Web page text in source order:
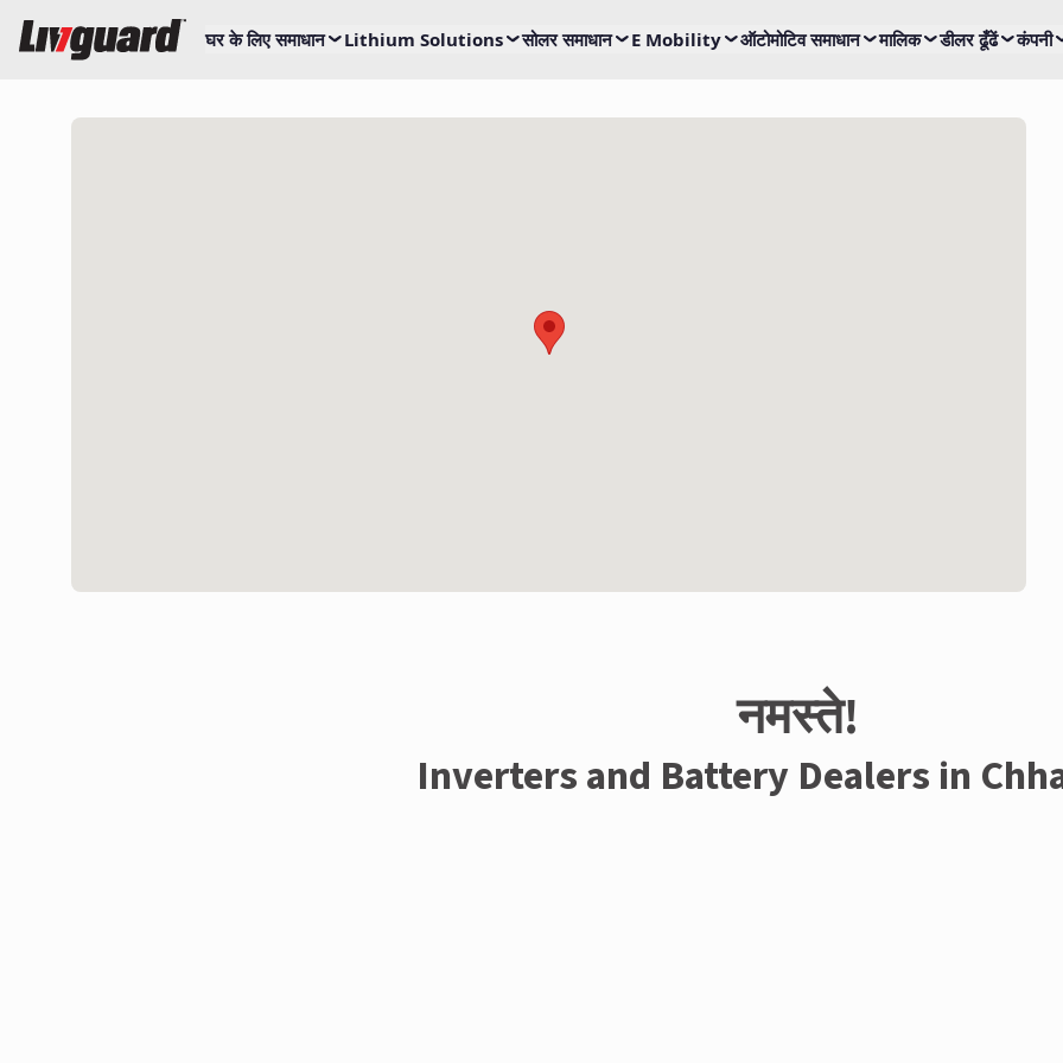
घर के लिए समाधान Lithium Solutions सोलर समाधान E Mobility ऑटोमोटिव समाधान मालिक डीलर ढूँढें कंपनी
नमस्ते!
Inverters and Battery Dealers in